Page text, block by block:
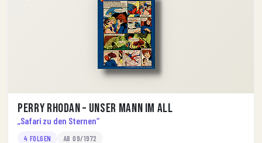
Perry Rhodan – Unser Mann im All
„Safari zu den Sternen“
4 FOLGEN
AB 09/1972